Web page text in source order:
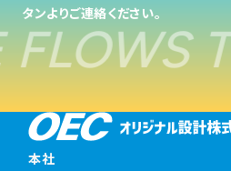
タンよりご連絡ください。
本社